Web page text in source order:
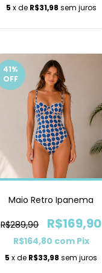
5 x de R$31,98 sem juros
41%
OFF
Maio Retro Ipanema
R$289,90 R$169,90
R$164,80 com Pix
5 x de R$33,98 sem juros